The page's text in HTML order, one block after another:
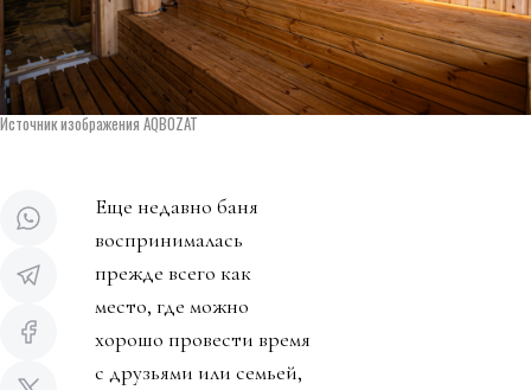
Источник изображения AQBOZAT
Еще недавно баня
воспринималась
прежде всего как
место, где можно
хорошо провести время
с друзьями или семьей,